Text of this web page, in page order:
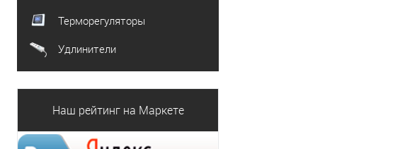
Терморегуляторы
Удлинители
Наш рейтинг на Маркете